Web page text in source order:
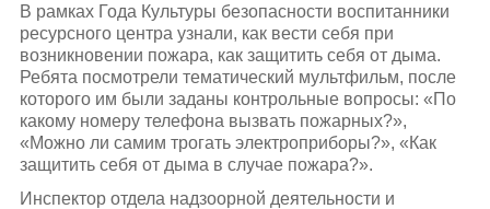
В рамках Года Культуры безопасности воспитанники
ресурсного центра узнали, как вести себя при
возникновении пожара, как защитить себя от дыма.
Ребята посмотрели тематический мультфильм, после
которого им были заданы контрольные вопросы: «По
какому номеру телефона вызвать пожарных?»,
«Можно ли самим трогать электроприборы?», «Как
защитить себя от дыма в случае пожара?».
Инспектор отдела надзоорной деятельности и